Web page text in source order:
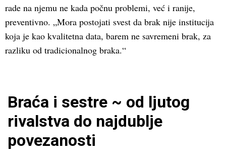
rade na njemu ne kada počnu problemi, već i ranije,
preventivno. „Mora postojati svest da brak nije institucija
koja je kao kvalitetna data, barem ne savremeni brak, za
razliku od tradicionalnog braka.“
Braća i sestre ~ od ljutog
rivalstva do najdublje
povezanosti